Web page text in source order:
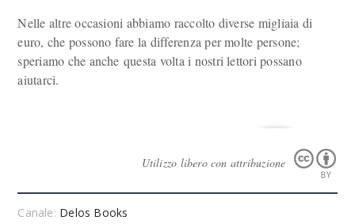
Nelle altre occasioni abbiamo raccolto diverse migliaia di
euro, che possono fare la differenza per molte persone;
speriamo che anche questa volta i nostri lettori possano
aiutarci.
Utilizzo libero con attribuzione
Canale: Delos Books